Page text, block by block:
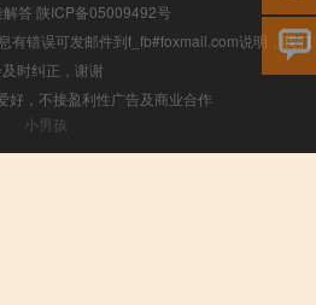
解答 陕ICP备05009492号
有错误可发邮件到f_fb#foxmail.com说明，我们
及时纠正，谢谢
好，不接盈利性广告及商业合作
小男孩